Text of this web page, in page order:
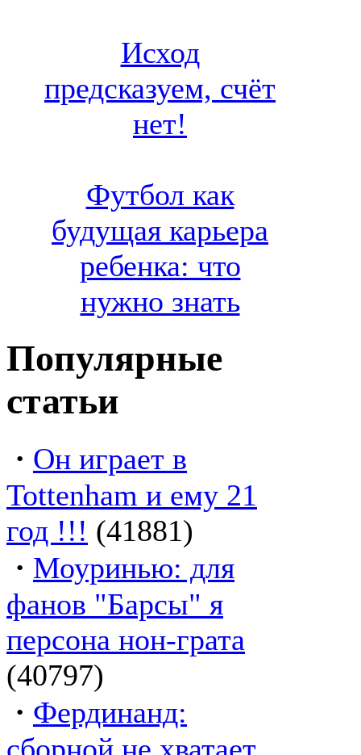
Исход
предсказуем, счёт
нет!
Футбол как
будущая карьера
ребенка: что
нужно знать
Популярные
статьи
· Он играет в
Tottenham и ему 21
год !!! (41881)
· Моуринью: для
фанов "Барсы" я
персона нон-грата
(40797)
· Фердинанд: